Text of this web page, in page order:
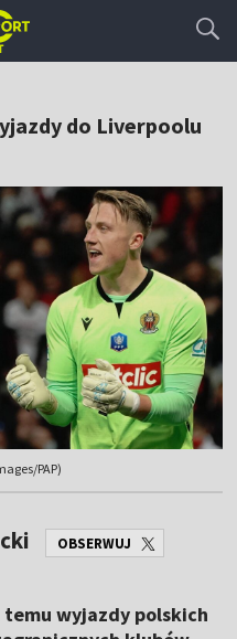
do Liverpoolu
PAP)
OBSERWUJ
wyjazdy polskich